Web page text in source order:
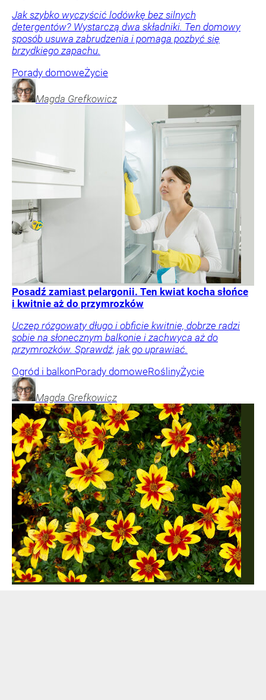
Jak szybko wyczyścić lodówkę bez silnych
detergentów? Wystarczą dwa składniki. Ten domowy
sposób usuwa zabrudzenia i pomaga pozbyć się
brzydkiego zapachu.
Porady domoweŻycie
Magda Grefkowicz
Posadź zamiast pelargonii. Ten kwiat kocha słońce
i kwitnie aż do przymrozków
Uczep rózgowaty długo i obficie kwitnie, dobrze radzi
sobie na słonecznym balkonie i zachwyca aż do
przymrozków. Sprawdź, jak go uprawiać.
Ogród i balkonPorady domoweRoślinyŻycie
Magda Grefkowicz